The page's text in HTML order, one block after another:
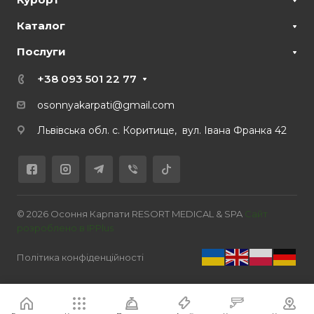
Каталог
Послуги
+38 093 501 22 77
osonnyakarpati@gmail.com
Львівська обл. с. Коритище, вул. Івана Франка 42
© 2026 Осоння Карпати RESORT MEDICAL & SPA Сайт
розроблено в IPPlus
Політика конфіденційності